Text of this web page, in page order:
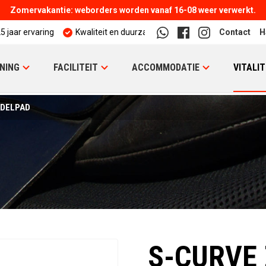
Zomervakantie: weborders worden vanaf 16-08 weer verwerkt.
jaar ervaring Kwaliteit en duurzaamheid Contact
FACILITEIT ACCOMMODATIE
S-